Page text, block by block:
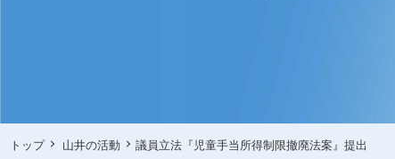
トップ 山井の活動 議員立法『児童手当所得制限撤廃法案』提出